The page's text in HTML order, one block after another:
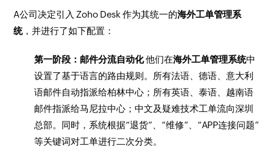
A公司决定引入 Zoho Desk 作为其统一的海外工单管理系
统，并进行了如下配置：
第一阶段：邮件分流自动化他们在海外工单管理系统中
设置了基于语言的路由规则。所有法语、德语、意大利
语邮件自动指派给柏林中心；所有英语、泰语、越南语
邮件指派给马尼拉中心；中文及疑难技术工单流向深圳
总部。同时，系统根据“退货”、“维修”、“APP连接问题”
等关键词对工单进行二次分类。